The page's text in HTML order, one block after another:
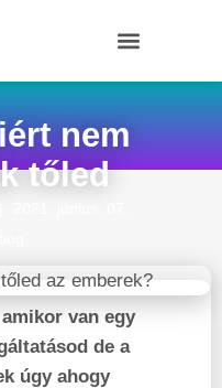
nem
tőled
van egy
de a
úgy ahogy